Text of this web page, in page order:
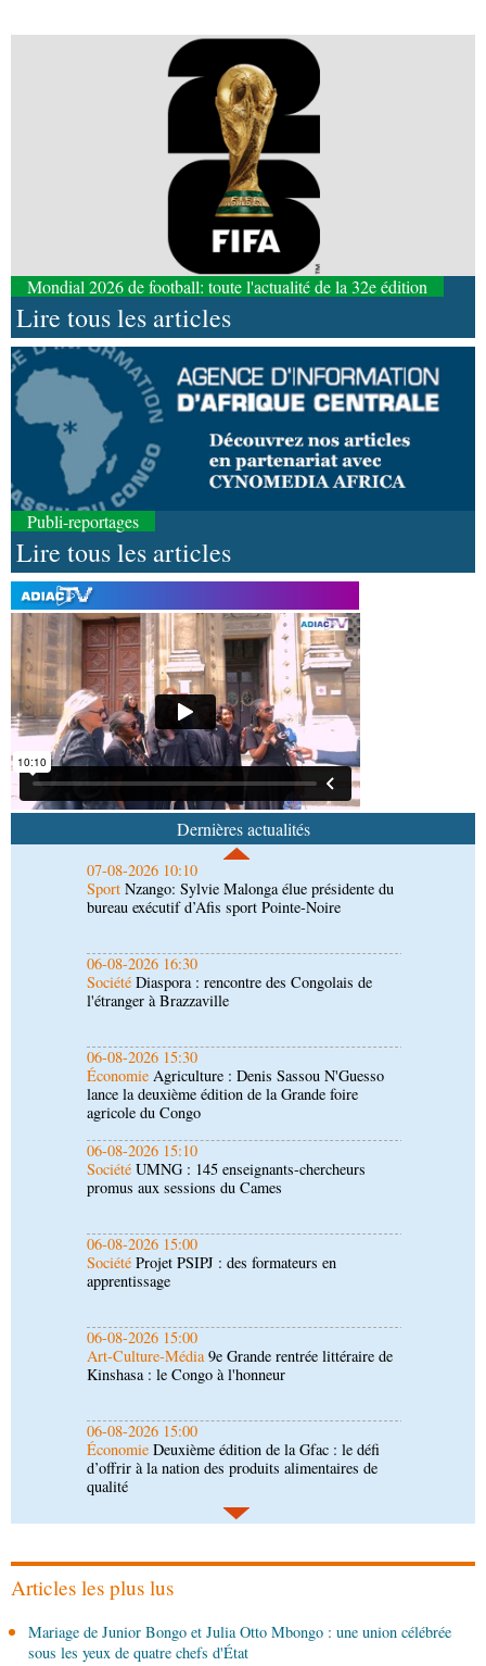
Mondial 2026 de football: toute l'actualité de la 32e édition
Lire tous les articles
Publi-reportages
Lire tous les articles
Dernières actualités
07-08-2026 11:03
SportFootball, le week-end des Diables rouges et
des Congolais de la diaspora en Coupes d'Europe
(matches aller du 3e tour)
07-08-2026 10:18
Afrique-Monde Afrique de l'Ouest : les mafias du
numérique inventent une nouvelle traite humaine
07-08-2026 10:10
Nzango: Sylvie Malonga élue présidente du
bureau exécutif d’Afis sport Pointe-Noire
06-08-2026 16:30
SociétéDiaspora : rencontre des Congolais de
l'étranger à Brazzaville
06-08-2026 15:30
ÉconomieAgriculture : Denis Sassou N'Guesso
lance la deuxième édition de la Grande foire
06-08-2026 15:10
SociétéUMNG : 145 enseignants-chercheurs
promus aux sessions du Cames
06-08-2026 15:00
Société Projet PSIPJ : des formateurs en
apprentissage
06-08-2026 15:00
Art-Culture-Média9e Grande rentrée littéraire de
Kinshasa : le Congo à l'honneur
06-08-2026 15:00
ÉconomieDeuxième édition de la Gfac : le défi
d’offrir à la nation des produits alimentaires de
06-08-2026 14:30
Économie Gfac 2026 : des produits locaux dans
les stands, des surgelés dans les assiettes
06-08-2026 14:15
renforce la riposte avec l'appui de l'OMS et
d'Africa CDC
SportCommuniqué : Samira Leonie, nouvelle
ambassadrice de la marque 1xBet Congo-
Articles les plus lus
Mariage de Junior Bongo et Julia Otto Mbongo : une union célébrée
sous les yeux de quatre chefs d'État